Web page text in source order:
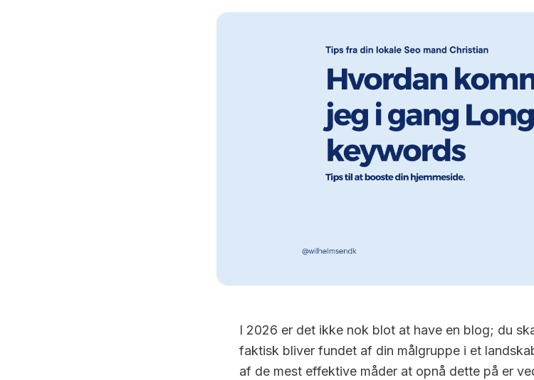
I 2026 er det ikke nok blot at have en blog; du
faktisk bliver fundet af din målgruppe i et
af de mest effektive måder at opnå dette på er